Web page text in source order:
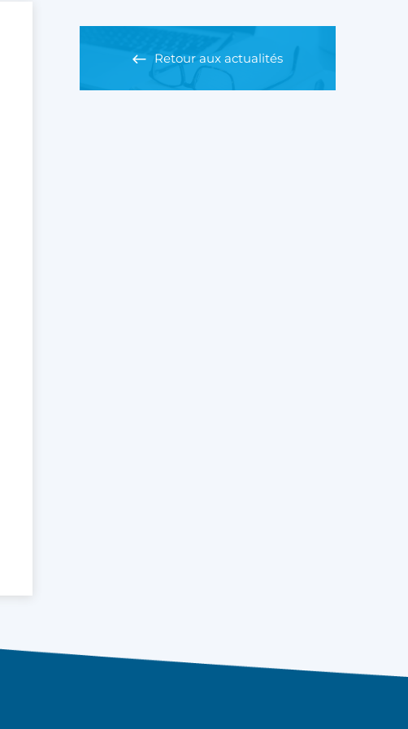
Retour aux actualités